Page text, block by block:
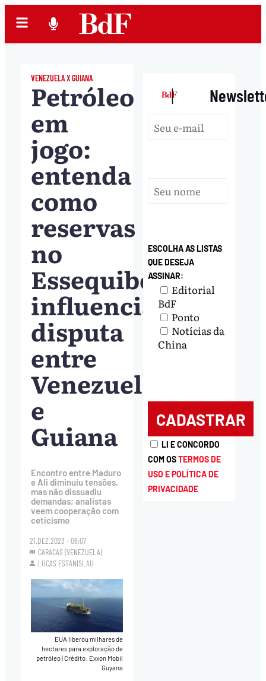
VENEZUELA X GUIANA
Petróleo
em
jogo:
entenda
como
reservas
no
Essequibo
influenciam
disputa
entre
Venezuela
e
Guiana
Encontro entre Maduro
e Ali diminuiu tensões,
mas não dissuadiu
demandas; analistas
veem cooperação com
ceticismo
21.DEZ.2023 - 06:07
CARACAS (VENEZUELA)
LUCAS ESTANISLAU
EUA liberou milhares de
hectares para exploração de
petróleo|Crédito: Exxon Mobil
Guyana
|
ESCOLHA AS LISTAS
QUE DESEJA
ASSINAR:
Editorial
BdF
Ponto
Notícias da
China
LI E CONCORDO
COM OSTERMOS DE
USO E POLÍTICA DE
PRIVACIDADE